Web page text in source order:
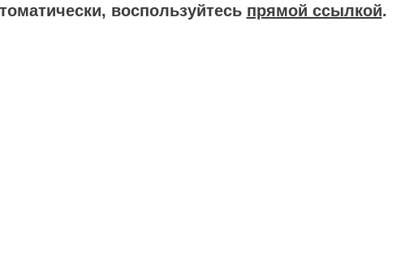
воспользуйтесь прямой ссылкой.